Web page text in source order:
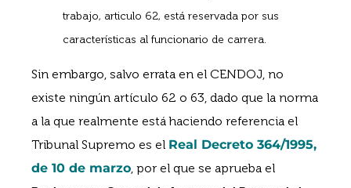
trabajo, articulo 62, está reservada por sus
características al funcionario de carrera.
Sin embargo, salvo errata en el CENDOJ, no
existe ningún artículo 62 o 63, dado que la norma
a la que realmente está haciendo referencia el
Tribunal Supremo es el Real Decreto 364/1995,
de 10 de marzo, por el que se aprueba el